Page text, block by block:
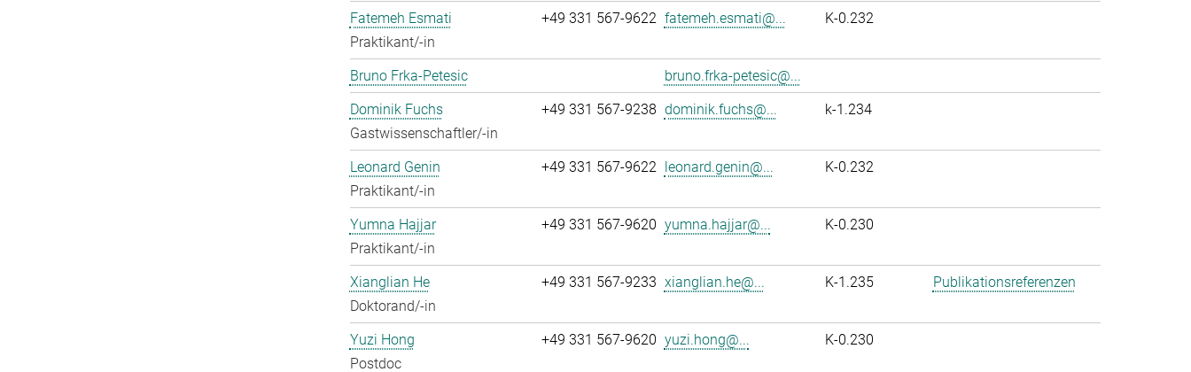
Fatemeh Esmati
Praktikant/-in
+49 331 567-9622 fatemeh.esmati@... K-0.232
Bruno Frka-Petesic
bruno.frka-petesic@...
Dominik Fuchs
Gastwissenschaftler/-in
+49 331 567-9238 dominik.fuchs@... k-1.234
Leonard Genin
Praktikant/-in
+49 331 567-9622 leonard.genin@... K-0.232
Yumna Hajjar
Praktikant/-in
+49 331 567-9620 yumna.hajjar@... K-0.230
Xianglian He
Doktorand/-in
+49 331 567-9233 xianglian.he@... K-1.235 Publikationsreferenzen
Yuzi Hong
Postdoc
+49 331 567-9620 yuzi.hong@... K-0.230